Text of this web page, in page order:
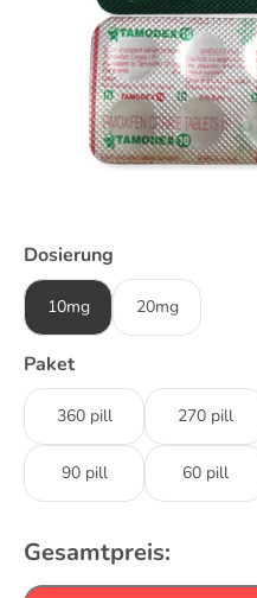
Dosierung
10mg 20mg
Paket
360 pill 270 pill
90 pill 60 pill
Gesamtpreis: